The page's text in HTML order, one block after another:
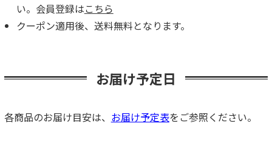
い。会員登録はこちら
クーポン適用後、送料無料となります。
お届け予定日
各商品のお届け目安は、 お届け予定表をご参照ください。